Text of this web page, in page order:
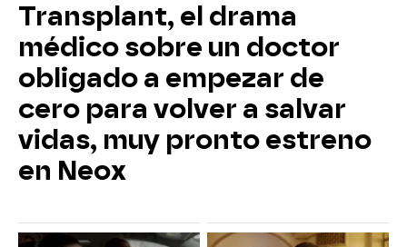
Transplant, el drama
médico sobre un doctor
obligado a empezar de
cero para volver a salvar
vidas, muy pronto estreno
en Neox